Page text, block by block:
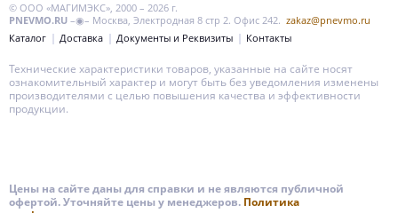
© ООО «МАГИМЭКС», 2000 – 2026 г.
PNEVMO.RU –◉– Москва, Электродная 8 стр 2. Офис 242. zakaz@pnevmo.ru
Каталог
Доставка Документы и Реквизиты Контакты
Технические характеристики товаров, указанные на сайте носят
ознакомительный характер и могут быть без уведомления изменены
производителями с целью повышения качества и эффективности
продукции.
Цены на сайте даны для справки и не являются публичной
офертой. Уточняйте цены у менеджеров. Политика